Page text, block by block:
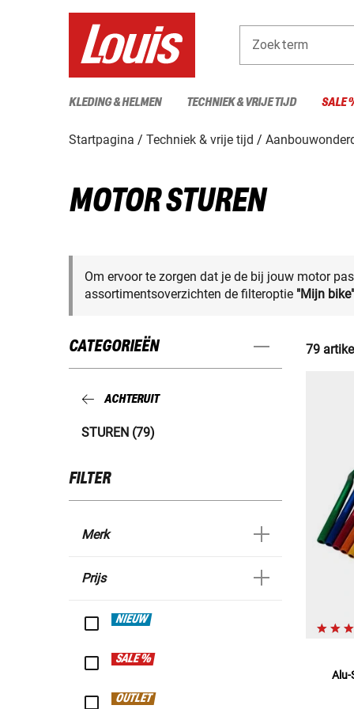
Zoekterm
KLEDING & HELMEN TECHNIEK & VRIJE TIJD SALE
Startpagina Techniek & vrije tijd
MOTOR STUREN
Om ervoor te zorgen dat je de bij jouw motor
assortimentsoverzichten de filteroptie "Mijn bike"
CATEGORIEËN
ACHTERUIT
STUREN (79)
FILTER
Merk
Prijs
NIEUW
SALE %
OUTLET
79
Alu-